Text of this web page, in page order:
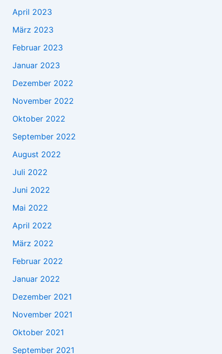
April 2023
März 2023
Februar 2023
Januar 2023
Dezember 2022
November 2022
Oktober 2022
September 2022
August 2022
Juli 2022
Juni 2022
Mai 2022
April 2022
März 2022
Februar 2022
Januar 2022
Dezember 2021
November 2021
Oktober 2021
September 2021